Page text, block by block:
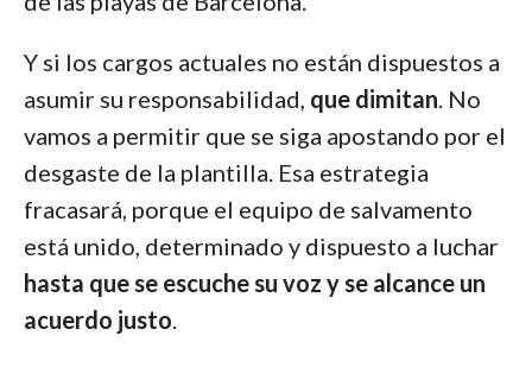
Y si los cargos actuales no están dispuestos a
asumir su responsabilidad, que dimitan. No
vamos a permitir que se siga apostando por el
desgaste de la plantilla. Esa estrategia
fracasará, porque el equipo de salvamento
está unido, determinado y dispuesto a luchar
hasta que se escuche su voz y se alcance un
acuerdo justo.